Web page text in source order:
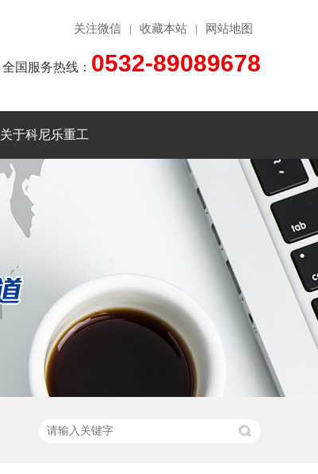
关注微信 收藏本站 网站地图
全国服务热线： 0532-89089678
关于科尼乐重工